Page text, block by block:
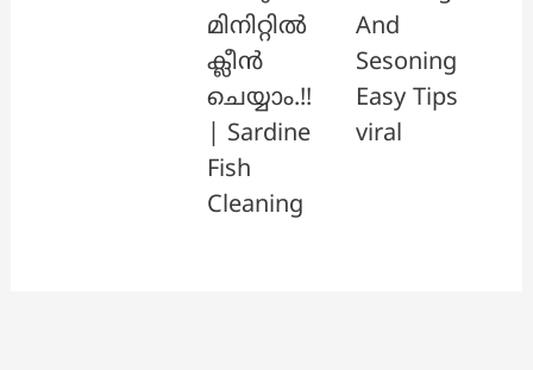
മിനിറ്റിൽ
ക്ലീൻ
ചെയ്യാം.!!
| Sardine
Fish
Cleaning
And
Sesoning
Easy Tips
viral